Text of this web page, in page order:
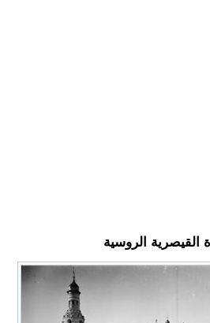
القيصرية الروسية